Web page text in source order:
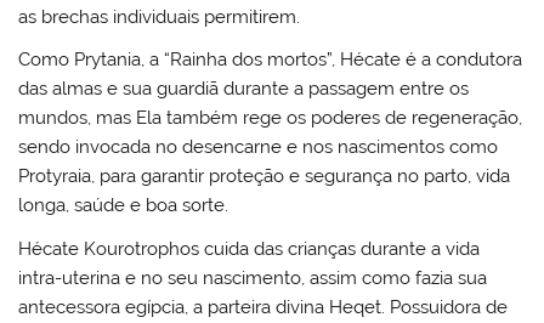
as brechas individuais permitirem.
Como Prytania, a “Rainha dos mortos”, Hécate é a condutora
das almas e sua guardiã durante a passagem entre os
mundos, mas Ela também rege os poderes de regeneração,
sendo invocada no desencarne e nos nascimentos como
Protyraia, para garantir proteção e segurança no parto, vida
longa, saúde e boa sorte.
Hécate Kourotrophos cuida das crianças durante a vida
intra-uterina e no seu nascimento, assim como fazia sua
antecessora egípcia, a parteira divina Heqet. Possuidora de